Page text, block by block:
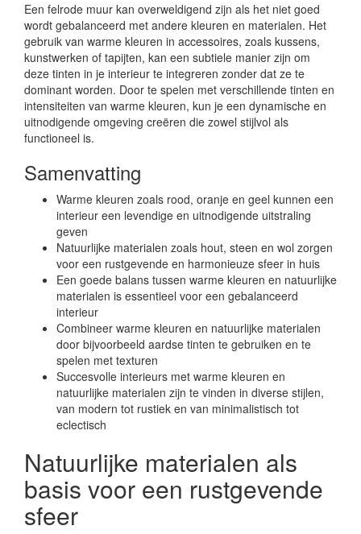
Een felrode muur kan overweldigend zijn als het niet goed
wordt gebalanceerd met andere kleuren en materialen. Het
gebruik van warme kleuren in accessoires, zoals kussens,
kunstwerken of tapijten, kan een subtiele manier zijn om
deze tinten in je interieur te integreren zonder dat ze te
dominant worden. Door te spelen met verschillende tinten en
intensiteiten van warme kleuren, kun je een dynamische en
uitnodigende omgeving creëren die zowel stijlvol als
functioneel is.
Samenvatting
Warme kleuren zoals rood, oranje en geel kunnen een
interieur een levendige en uitnodigende uitstraling
geven
Natuurlijke materialen zoals hout, steen en wol zorgen
voor een rustgevende en harmonieuze sfeer in huis
Een goede balans tussen warme kleuren en natuurlijke
materialen is essentieel voor een gebalanceerd
interieur
Combineer warme kleuren en natuurlijke materialen
door bijvoorbeeld aardse tinten te gebruiken en te
spelen met texturen
Succesvolle interieurs met warme kleuren en
natuurlijke materialen zijn te vinden in diverse stijlen,
van modern tot rustiek en van minimalistisch tot
eclectisch
Natuurlijke materialen als
basis voor een rustgevende
sfeer